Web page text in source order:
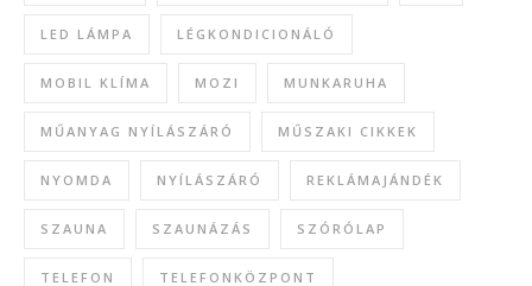
LED LÁMPA LÉGKONDICIONÁLÓ
MOBIL KLÍMA MOZI MUNKARUHA
MŰANYAG NYÍLÁSZÁRÓ MŰSZAKI CIKKEK
NYOMDA NYÍLÁSZÁRÓ REKLÁMAJÁNDÉK
SZAUNA SZAUNÁZÁS SZÓRÓLAP
TELEFON TELEFONKÖZPONT